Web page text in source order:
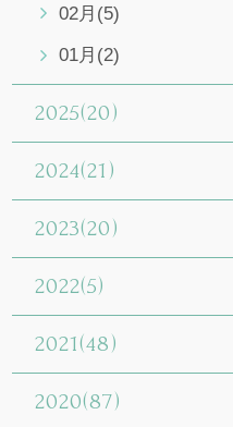
02月(5)
01月(2)
2025(20)
2024(21)
2023(20)
2022(5)
2021(48)
2020(87)